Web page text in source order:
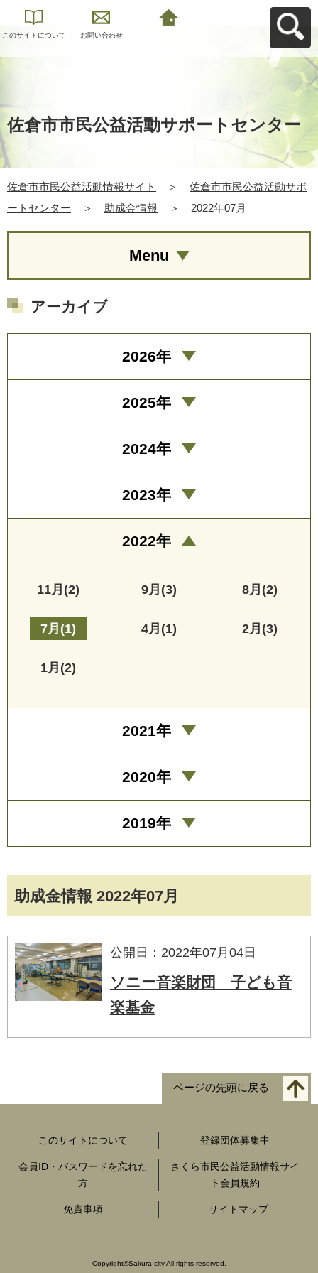
このサイトについて お問い合わせ
佐倉市市民公益活動サポートセンター
佐倉市市民公益活動情報サイト ＞
佐倉市市民公益活動サポ
ートセンター
＞ 助成金情報 ＞ 2022年07月
助成金情報 2022年07月
公開日：2022年07月04日
ソニー音楽財団 子ども音
楽基金
Menu
アーカイブ
2026年
2025年
2024年
2023年
2022年
11月(2) 9月(3) 8月(2)
7月(1) 4月(1) 2月(3)
1月(2)
2021年
2020年
2019年
ページの先頭に戻る
このサイトについて 登録団体募集中
会員ID・パスワードを忘れた
方
さくら市民公益活動情報サイ
ト会員規約
免責事項 サイトマップ
Copyright©Sakura city All rights reserved.